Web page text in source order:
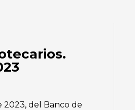
2023, del Banco de